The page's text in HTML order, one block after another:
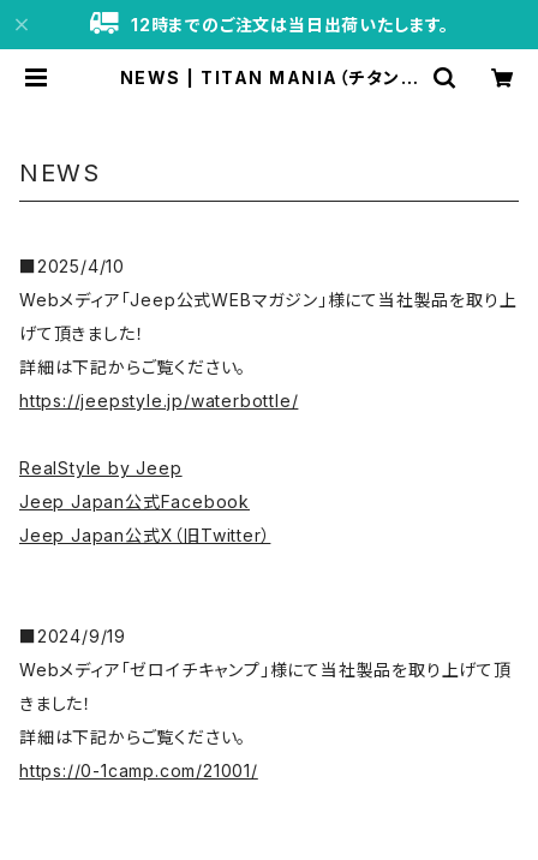
12時までのご注文は当日出荷いたします。
NEWS | TITAN MANIA（チタンマ
NEWS
■2025/4/10
Webメディア「Jeep公式WEBマガジン」様にて当社製品を取り上
げて頂きました！
詳細は下記からご覧ください。
https://jeepstyle.jp/waterbottle/
RealStyle by Jeep
Jeep Japan公式Facebook
Jeep Japan公式X（旧Twitter）
■2024/9/19
Webメディア「ゼロイチキャンプ」様にて当社製品を取り上げて頂
きました！
詳細は下記からご覧ください。
https://0-1camp.com/21001/